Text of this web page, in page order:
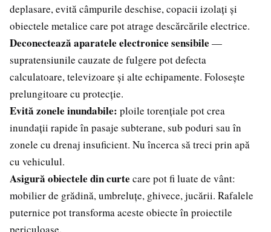
deplasare, evită câmpurile deschise, copacii izolați și
obiectele metalice care pot atrage descărcările electrice.
Deconectează aparatele electronice sensibile —
supratensiunile cauzate de fulgere pot defecta
calculatoare, televizoare și alte echipamente. Folosește
prelungitoare cu protecție.
Evită zonele inundabile: ploile torențiale pot crea
inundații rapide în pasaje subterane, sub poduri sau în
zonele cu drenaj insuficient. Nu încerca să treci prin apă
cu vehiculul.
Asigură obiectele din curte care pot fi luate de vânt:
mobilier de grădină, umbreluțe, ghivece, jucării. Rafalele
puternice pot transforma aceste obiecte în proiectile